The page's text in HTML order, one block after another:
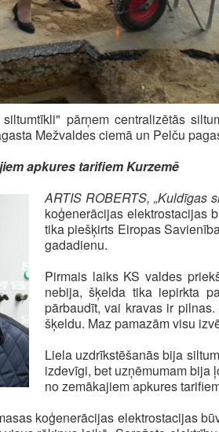
pārņem centralizētās
Mežvaldes ciemā un Pelču
apkures tarifiem Kurzemē
ARTIS ROBERTS, „Kuldīgas
koģenerācijas elektrostacijas
tika piešķirts Eiropas
gadadienu.
Pirmais laiks KS valdes
nebija, šķelda tika iepirkta
pārbaudīt, vai kravas ir
šķeldu. Maz pamazām visu
Liela uzdrīkstēšanās bija
izdevīgi, bet uzņēmumam bija
no zemākajiem apkures
koģenerācijas elektrostacijas